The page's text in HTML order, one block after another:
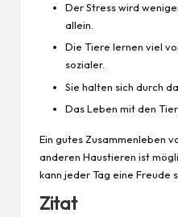
Der Stress wird
allein.
Die Tiere lernen viel
sozialer.
Sie halten sich durch
Das Leben mit den
Ein gutes Zusammenleben
anderen Haustieren ist
kann jeder Tag eine Freude
Zitat